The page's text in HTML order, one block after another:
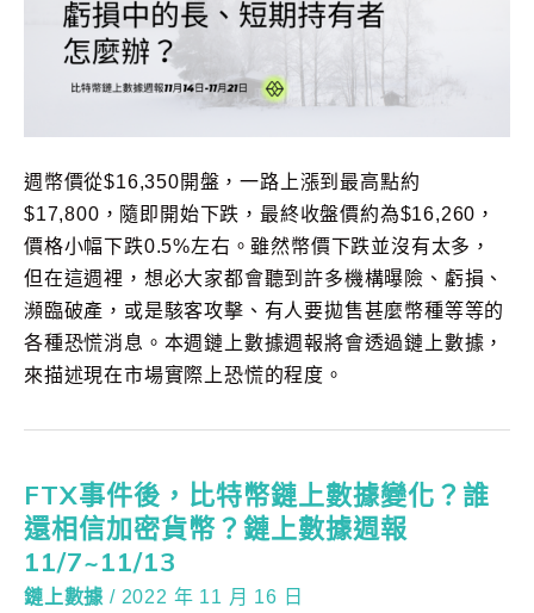
週幣價從$16,350開盤，一路上漲到最高點約
$17,800，隨即開始下跌，最終收盤價約為$16,260，
價格小幅下跌0.5%左右。雖然幣價下跌並沒有太多，
但在這週裡，想必大家都會聽到許多機構曝險、虧損、
瀕臨破產，或是駭客攻擊、有人要拋售甚麼幣種等等的
各種恐慌消息。本週鏈上數據週報將會透過鏈上數據，
來描述現在市場實際上恐慌的程度。
FTX事件後，比特幣鏈上數據變化？誰
還相信加密貨幣？鏈上數據週報
11/7~11/13
鏈上數據 / 2022 年 11 月 16 日